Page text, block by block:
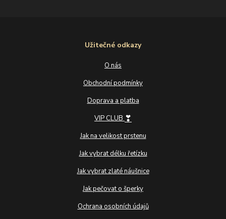
Užitečné odkazy
O nás
Obchodní podmínky
Doprava a platba
VIP CLUB ❣
Jak na velikost prstenu
Jak vybrat délku řetízku
Jak vybrat zlaté náušnice
Jak pečovat o šperky
Ochrana osobních údajů